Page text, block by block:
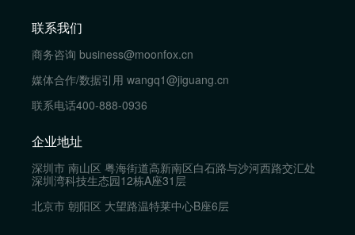
联系我们
商务咨询 business@moonfox.cn
媒体合作/数据引用 wangq1@jiguang.cn
联系电话400-888-0936
企业地址
深圳市 南山区 粤海街道高新南区白石路与沙河西路交汇处
深圳湾科技生态园12栋A座31层
北京市 朝阳区 大望路温特莱中心B座6层